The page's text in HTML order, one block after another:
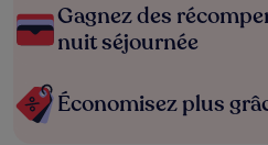
Gagnez des
nuit séjournée
Économisez plus